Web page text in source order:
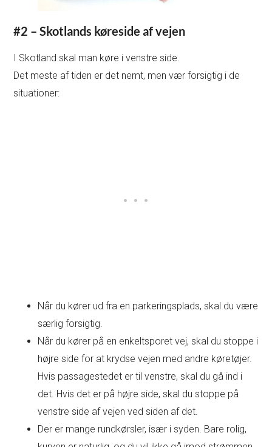
#2 – Skotlands køreside af vejen
I Skotland skal man køre i venstre side.
Det meste af tiden er det nemt, men vær forsigtig i de
situationer:
Når du kører ud fra en parkeringsplads, skal du være
særlig forsigtig.
Når du kører på en enkeltsporet vej, skal du stoppe i
højre side for at krydse vejen med andre køretøjer.
Hvis passagestedet er til venstre, skal du gå ind i
det. Hvis det er på højre side, skal du stoppe på
venstre side af vejen ved siden af det.
Der er mange rundkørsler, især i syden. Bare rolig,